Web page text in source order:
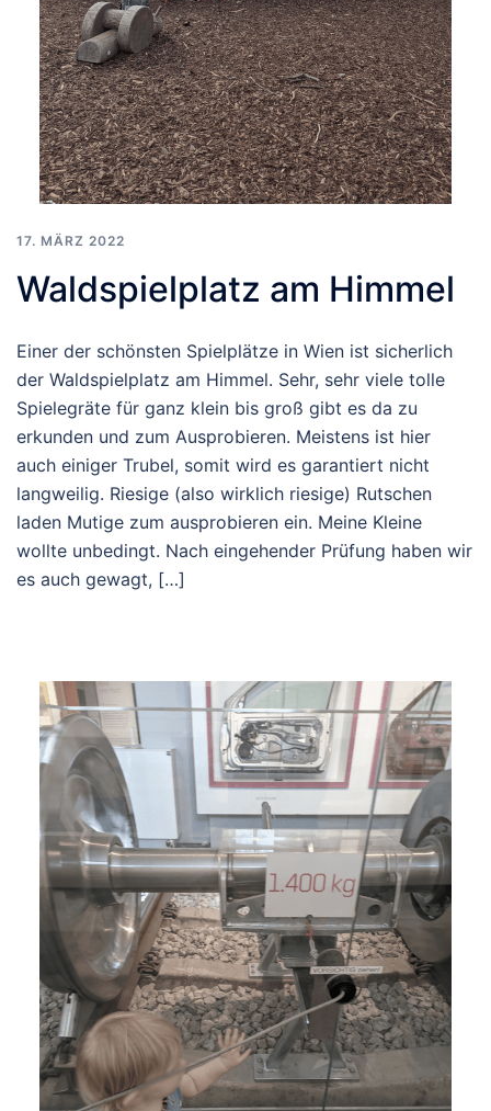
17. MÄRZ 2022
Waldspielplatz am Himmel
Einer der schönsten Spielplätze in Wien ist sicherlich
der Waldspielplatz am Himmel. Sehr, sehr viele tolle
Spielegräte für ganz klein bis groß gibt es da zu
erkunden und zum Ausprobieren. Meistens ist hier
auch einiger Trubel, somit wird es garantiert nicht
langweilig. Riesige (also wirklich riesige) Rutschen
laden Mutige zum ausprobieren ein. Meine Kleine
wollte unbedingt. Nach eingehender Prüfung haben wir
es auch gewagt, […]